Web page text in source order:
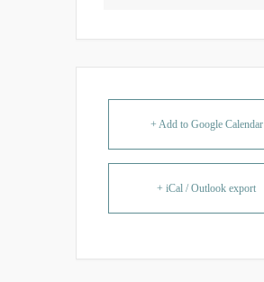
+ Add to Google Calendar
+ iCal / Outlook export